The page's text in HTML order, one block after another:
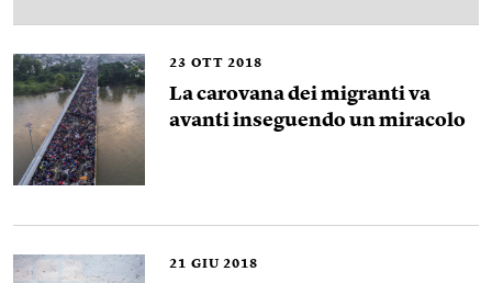
23 OTT 2018
La carovana dei migranti va
avanti inseguendo un miracolo
21 GIU 2018